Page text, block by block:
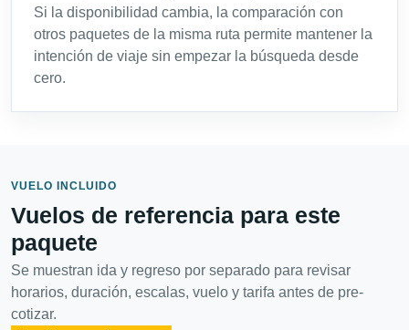
Si la disponibilidad cambia, la comparación con
otros paquetes de la misma ruta permite mantener la
intención de viaje sin empezar la búsqueda desde
cero.
VUELO INCLUIDO
Vuelos de referencia para este
paquete
Se muestran ida y regreso por separado para revisar
horarios, duración, escalas, vuelo y tarifa antes de pre-
cotizar.